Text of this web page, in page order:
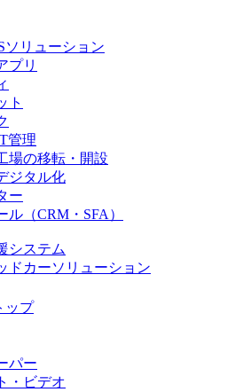
ソリューション
プリ
ト
管理
場の移転・開設
ジタル化
ー
ル（CRM・SFA）
システム
ドカーソリューション
ップ
パー
・ビデオ